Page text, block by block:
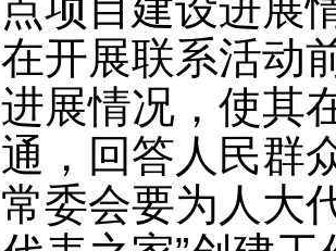
在开展联系活动
进展情况，使其
通，回答人民群
常委会要为人大